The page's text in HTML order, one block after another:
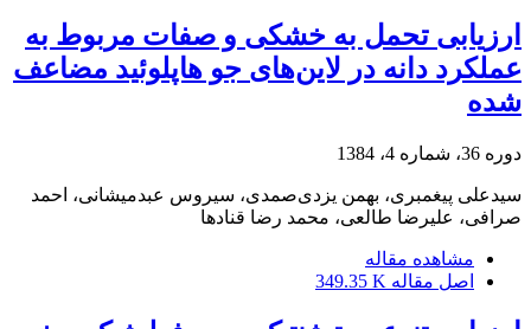
ارزیابی تحمل به خشکی و صفات مربوط به
عملکرد دانه در لاین‌های جو هاپلوئید مضاعف
شده
دوره 36، شماره 4، 1384
سیدعلی پیغمبری، بهمن یزدی‌صمدی، سیروس عبدمیشانی، احمد
صرافی، علیرضا طالعی، محمد رضا قنادها
مشاهده مقاله
اصل مقاله 349.35 K